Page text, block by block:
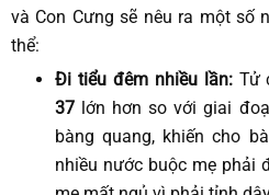
và Con Cưng sẽ nêu ra một số
thể:
Đi tiểu đêm nhiều lần:Tử
37 lớn hơn so với giai
bàng quang, khiến cho
nhiều nước buộc mẹ phải